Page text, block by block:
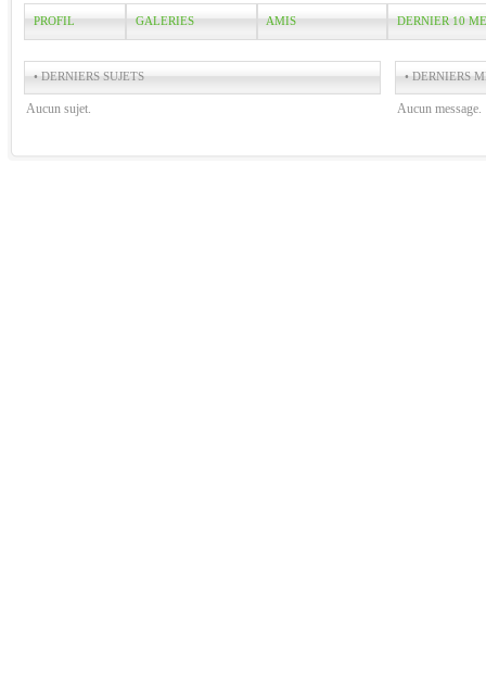
PROFIL GALERIES AMIS DERNIER 10
• DERNIERS SUJETS
Aucun sujet.
• DERNIERS
Aucun message.